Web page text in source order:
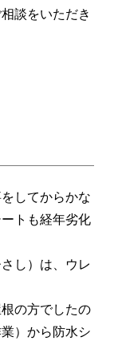
談をいただき
してからかな
トも経年劣化
し）は、ウレ
の方でしたの
）から防水シ